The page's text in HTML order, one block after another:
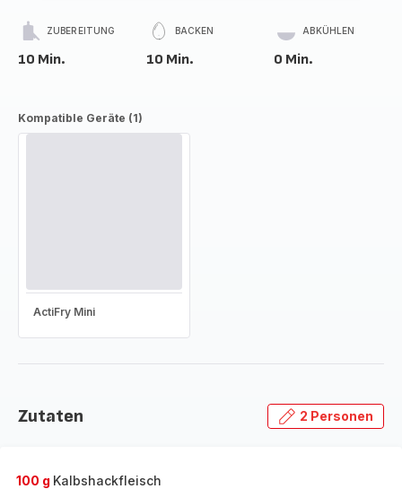
ZUBEREITUNG
10 Min.
BACKEN
10 Min.
ABKÜHLEN
0 Min.
Kompatible Geräte (1)
ActiFry Mini
Zutaten 2 Personen
100 g Kalbshackfleisch